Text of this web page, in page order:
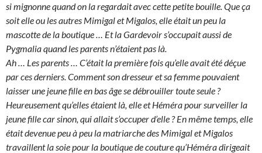
si mignonne quand on la regardait avec cette petite bouille. Que ça
soit elle ou les autres Mimigal et Migalos, elle était un peu la
mascotte de la boutique … Et la Gardevoir s’occupait aussi de
Pygmalia quand les parents n’étaient pas là.
Ah … Les parents … C’était la première fois qu’elle avait été déçue
par ces derniers. Comment son dresseur et sa femme pouvaient
laisser une jeune fille en bas âge se débrouiller toute seule ?
Heureusement qu’elles étaient là, elle et Héméra pour surveiller la
jeune fille car sinon, qui allait s’occuper d’elle ? En même temps, elle
était devenue peu à peu la matriarche des Mimigal et Migalos
travaillent la soie pour la boutique de couture qu’Héméra dirigeait